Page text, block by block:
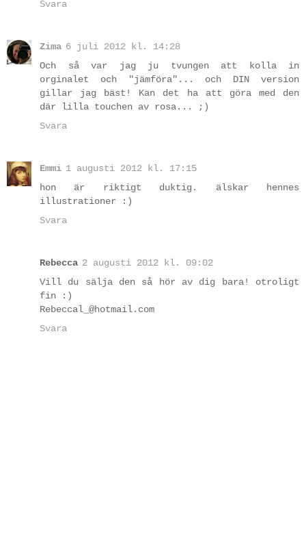
Svara
Zima 6 juli 2012 kl. 14:28
Och så var jag ju tvungen att kolla in
orginalet och "jämföra"... och DIN version
gillar jag bäst! Kan det ha att göra med den
där lilla touchen av rosa... ;)
Svara
Emmi 1 augusti 2012 kl. 17:15
hon är riktigt duktig. älskar hennes
illustrationer :)
Svara
Rebecca 2 augusti 2012 kl. 09:02
Vill du sälja den så hör av dig bara! otroligt
fin :)
Rebeccal_@hotmail.com
Svara